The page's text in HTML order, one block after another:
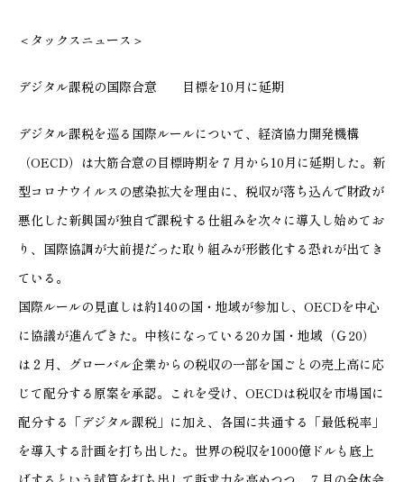
＜タックスニュース＞
デジタル課税の国際合意 目標を10月に延期
デジタル課税を巡る国際ルールについて、経済協力開発機構
（OECD）は大筋合意の目標時期を７月から10月に延期した。新
型コロナウイルスの感染拡大を理由に、税収が落ち込んで財政が
悪化した新興国が独自で課税する仕組みを次々に導入し始めてお
り、国際協調が大前提だった取り組みが形骸化する恐れが出てき
ている。
国際ルールの見直しは約140の国・地域が参加し、OECDを中心
に協議が進んできた。中核になっている20カ国・地域（Ｇ20）
は２月、グローバル企業からの税収の一部を国ごとの売上高に応
じて配分する原案を承認。これを受け、OECDは税収を市場国に
配分する「デジタル課税」に加え、各国に共通する「最低税率」
を導入する計画を打ち出した。世界の税収を1000億ドルも底上